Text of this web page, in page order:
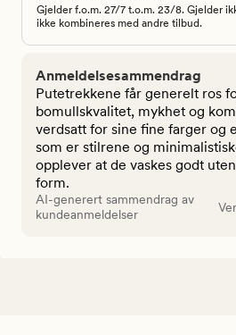
Gjelder f.o.m. 27/7 t.o.m. 23/8. Gjelder
ikke kombineres med andre tilbud.
Anmeldelsesammendrag
Putetrekkene får generelt ros
bomullskvalitet, mykhet og
verdsatt for sine fine farger og
som er stilrene og
opplever at de vaskes godt
form.
AI-generert sammendrag av
kundeanmeldelser